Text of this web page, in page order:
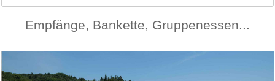
Empfänge, Bankette, Gruppenessen...